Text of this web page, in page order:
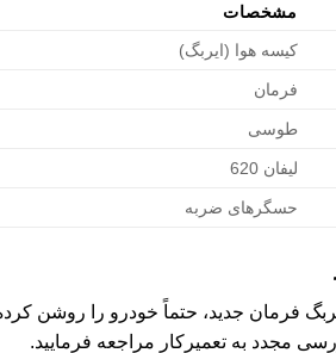
مشخصات
کیسه هوا (ایربگ)
فرمان
طوسی
لیفان 620
حسگرهای ضربه
فرمان جدید، حتماً خودرو را روشن
مجدد به تعمیرکار مراجعه فرمایید.